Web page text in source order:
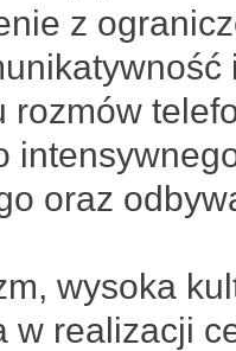
z
rozmów
oraz
wysoka
w realizacji